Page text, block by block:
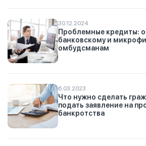
30.12.2024
Проблемные кредиты:
банковскому и
омбудсманам
6.03.2023
Что нужно сделать
подать заявление на
банкротства